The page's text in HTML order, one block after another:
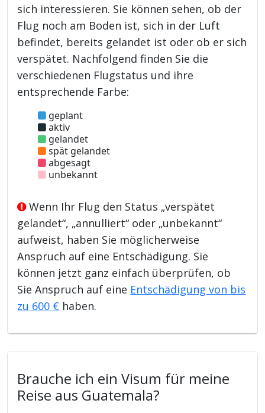
sich interessieren. Sie können sehen, ob der
Flug noch am Boden ist, sich in der Luft
befindet, bereits gelandet ist oder ob er sich
verspätet. Nachfolgend finden Sie die
verschiedenen Flugstatus und ihre
entsprechende Farbe:
geplant
aktiv
gelandet
spät gelandet
abgesagt
unbekannt
Wenn Ihr Flug den Status „verspätet
gelandet“, „annulliert“ oder „unbekannt“
aufweist, haben Sie möglicherweise
Anspruch auf eine Entschädigung. Sie
können jetzt ganz einfach überprüfen, ob
Sie Anspruch auf eine Entschädigung von bis
zu 600 € haben.
Brauche ich ein Visum für meine
Reise aus Guatemala?